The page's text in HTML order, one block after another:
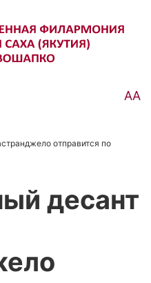
АА
отправится по
десант